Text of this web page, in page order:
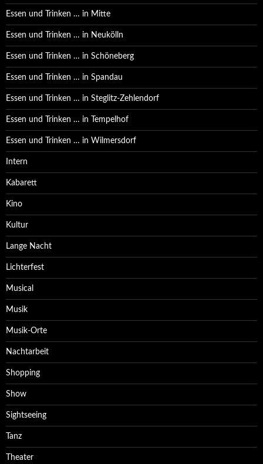
Essen und Trinken … in Mitte
Essen und Trinken … in Neukölln
Essen und Trinken … in Schöneberg
Essen und Trinken … in Spandau
Essen und Trinken … in Steglitz-Zehlendorf
Essen und Trinken … in Tempelhof
Essen und Trinken … in Wilmersdorf
Intern
Kabarett
Kino
Kultur
Lange Nacht
Lichterfest
Musical
Musik
Musik-Orte
Nachtarbeit
Shopping
Show
Sightseeing
Tanz
Theater